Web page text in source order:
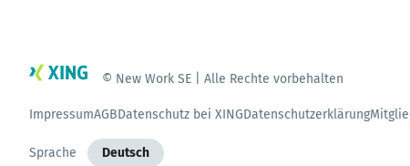
© New Work SE | Alle Rechte vorbehalten
ImpressumAGBDatenschutz bei XINGDatenschutzerklärung
Sprache Deutsch